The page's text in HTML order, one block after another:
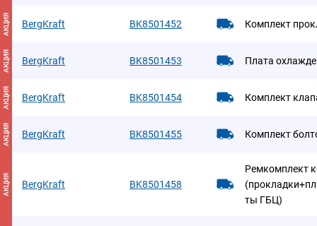
АКЦИЯ BergKraft BK8501452 Комплект
АКЦИЯ BergKraft BK8501453 Плата
АКЦИЯ BergKraft BK8501454 Комплект
АКЦИЯ BergKraft BK8501455 Комплект
АКЦИЯ BergKraft BK8501458
Ремкомплект
ты ГБЦ)